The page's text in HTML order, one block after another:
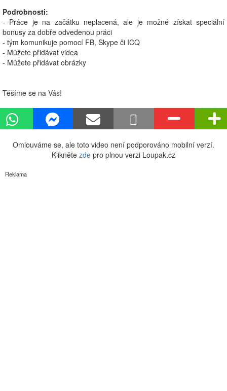
Podrobnosti:
- Práce je na začátku neplacená, ale je možné získat speciální
bonusy za dobře odvedenou práci
- tým komunikuje pomocí FB, Skype či ICQ
- Můžete přidávat videa
- Můžete přidávat obrázky
Těšíme se na Vás!
Omlouváme se, ale toto video není podporováno mobilní verzí.
Klikněte zde pro plnou verzi Loupak.cz
Reklama